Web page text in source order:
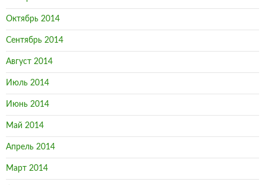
Октябрь 2014
Сентябрь 2014
Август 2014
Июль 2014
Июнь 2014
Май 2014
Апрель 2014
Март 2014